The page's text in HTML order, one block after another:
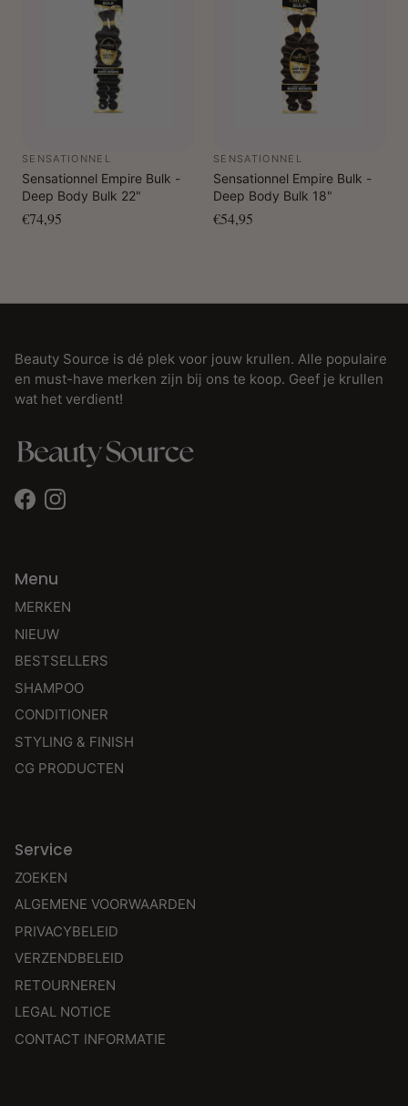
SENSATIONNEL
Sensationnel Empire Bulk -
Deep Body Bulk 22"
€74,95
SENSATIONNEL
Sensationnel Empire Bulk -
Deep Body Bulk 18"
€54,95
Beauty Source is dé plek voor jouw krullen. Alle populaire
en must-have merken zijn bij ons te koop. Geef je krullen
wat het verdient!
FacebookInstagram
Menu
MERKEN
NIEUW
BESTSELLERS
SHAMPOO
CONDITIONER
STYLING & FINISH
CG PRODUCTEN
Service
ZOEKEN
ALGEMENE VOORWAARDEN
PRIVACYBELEID
VERZENDBELEID
RETOURNEREN
LEGAL NOTICE
CONTACT INFORMATIE